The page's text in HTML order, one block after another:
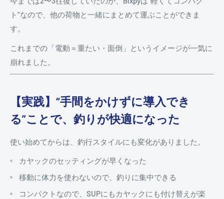
ト”なので、他の荷物と一緒にまとめて運ぶことができま
す。
これまでの「電動＝重たい・面倒」というイメージが一気に
崩れました。
【実践】“手間をかけずに導入でき
る”ことで、釣りが快適になった
使い始めてからは、釣行スタイルにも変化がありました。
カヤックのセッティングが早くなった
移動に体力を使わないので、釣りに集中できる
コンパクトなので、SUPにもカヤックにも付け替えが楽